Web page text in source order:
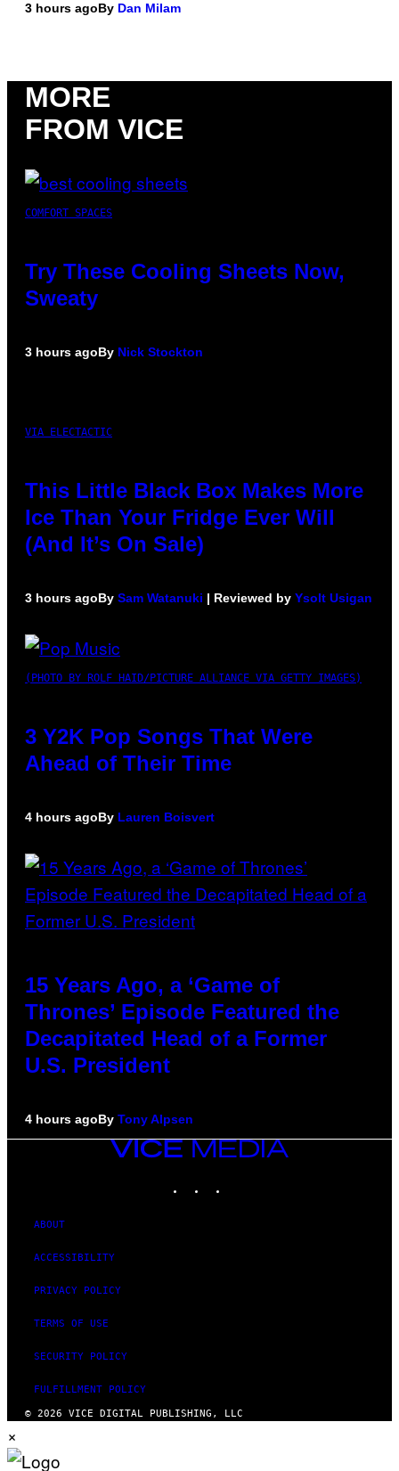
3 hours agoBy Dan Milam
MORE
FROM VICE
COMFORT SPACES
Try These Cooling Sheets Now,
Sweaty
3 hours agoBy Nick Stockton
VIA ELECTACTIC
This Little Black Box Makes More
Ice Than Your Fridge Ever Will
(And It’s On Sale)
3 hours agoBy Sam Watanuki | Reviewed by Ysolt Usigan
(PHOTO BY ROLF HAID/PICTURE ALLIANCE VIA GETTY IMAGES)
3 Y2K Pop Songs That Were
Ahead of Their Time
4 hours agoBy Lauren Boisvert
15 Years Ago, a ‘Game of
Thrones’ Episode Featured the
Decapitated Head of a Former
U.S. President
4 hours agoBy Tony Alpsen
VICE
MEDIA
ABOUT
ACCESSIBILITY
PRIVACY POLICY
TERMS OF USE
SECURITY POLICY
FULFILLMENT POLICY
© 2026 VICE DIGITAL PUBLISHING, LLC
×